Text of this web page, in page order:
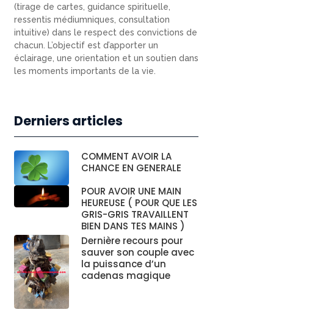
(tirage de cartes, guidance spirituelle,
ressentis médiumniques, consultation
intuitive) dans le respect des convictions de
chacun. L’objectif est d’apporter un
éclairage, une orientation et un soutien dans
les moments importants de la vie.
Derniers articles
COMMENT AVOIR LA
CHANCE EN GENERALE
POUR AVOIR UNE MAIN
HEUREUSE ( POUR QUE LES
GRIS-GRIS TRAVAILLENT
BIEN DANS TES MAINS )
Dernière recours pour
sauver son couple avec
la puissance d’un
cadenas magique